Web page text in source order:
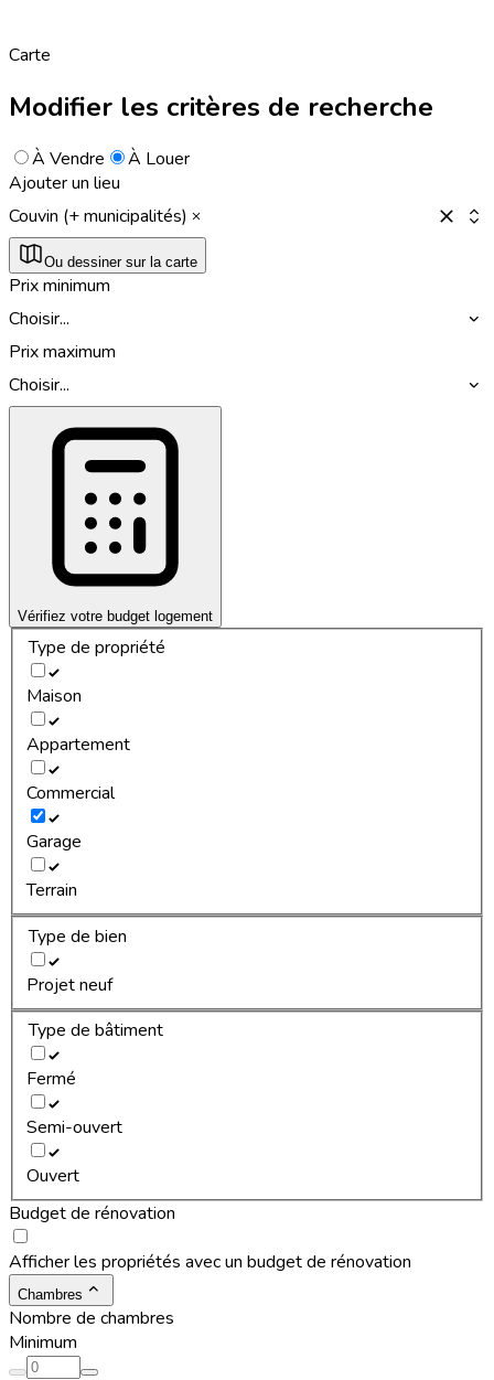
Carte
Modifier les critères de recherche
À Vendre
À Louer
Ajouter un lieu
Couvin (+ municipalités)
Ou dessiner sur la carte
Prix minimum
Choisir...
Prix maximum
Choisir...
Vérifiez votre budget logement
Type de propriété
Maison
Appartement
Commercial
Garage
Terrain
Type de bien
Projet neuf
Type de bâtiment
Fermé
Semi-ouvert
Ouvert
Budget de rénovation
Afficher les propriétés avec un budget de rénovation
Chambres
Nombre de chambres
Minimum